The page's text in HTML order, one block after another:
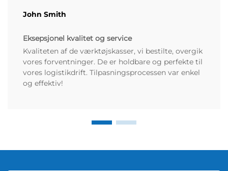
John Smith
Eksepsjonel kvalitet og service
Kvaliteten af de værktøjskasser, vi bestilte, overgik
vores forventninger. De er holdbare og perfekte til
vores logistikdrift. Tilpasningsprocessen var enkel
og effektiv!